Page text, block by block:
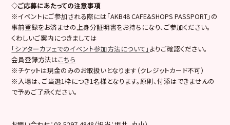
◇ご応募にあたっての注意事項
※イベントにご参加される際には「AKB48 CAFE&SHOPS PASSPORT」の
事前登録をお済ませの上身分証明書をお持ちになり、ご参加ください。
くわしいご案内につきましては
「シアターカフェでのイベント参加方法について」 よりご確認ください。
会員登録方法はこちら
※チケットは現金のみのお取扱いとなります（クレジットカード不可）
※入場は、ご当選1枠につき1名様となります。原則、付添はできませんの
で予めご了承ください。